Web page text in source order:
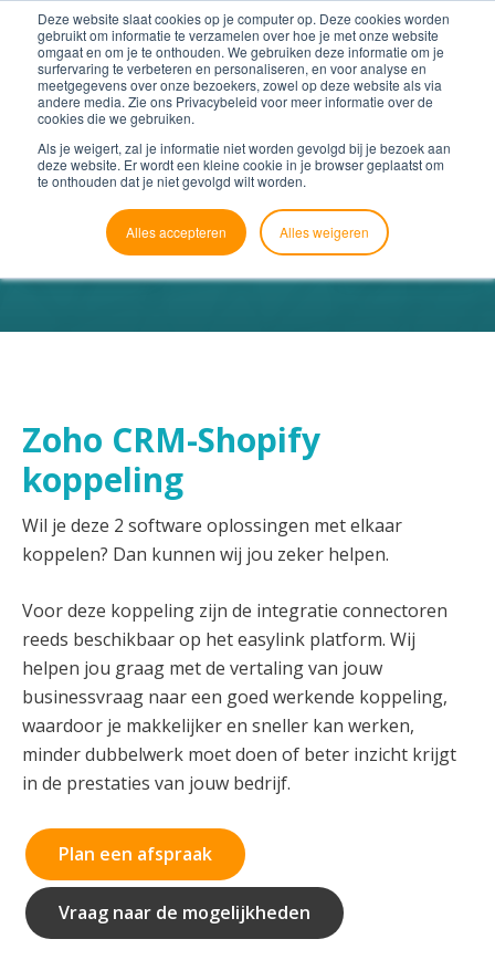
Deze website slaat cookies op je computer op. Deze cookies worden
gebruikt om informatie te verzamelen over hoe je met onze website
omgaat en om je te onthouden. We gebruiken deze informatie om je
surfervaring te verbeteren en personaliseren, en voor analyse en
meetgegevens over onze bezoekers, zowel op deze website als via
andere media. Zie ons Privacybeleid voor meer informatie over de
cookies die we gebruiken.
Als je weigert, zal je informatie niet worden gevolgd bij je bezoek aan
deze website. Er wordt een kleine cookie in je browser geplaatst om
te onthouden dat je niet gevolgd wilt worden.
Alles accepteren Alles weigeren
Zoho CRM-Shopify
koppeling
Wil je deze 2 software oplossingen met elkaar
koppelen? Dan kunnen wij jou zeker helpen.
Voor deze koppeling zijn de integratie connectoren
reeds beschikbaar op het easylink platform. Wij
helpen jou graag met de vertaling van jouw
businessvraag naar een goed werkende koppeling,
waardoor je makkelijker en sneller kan werken,
minder dubbelwerk moet doen of beter inzicht krijgt
in de prestaties van jouw bedrijf.
Plan een afspraak
Vraag naar de mogelijkheden